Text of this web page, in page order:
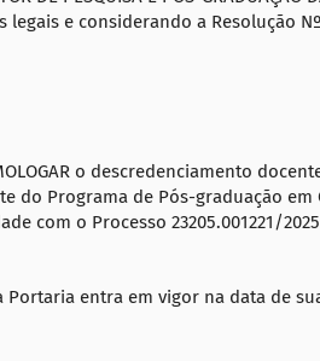
e considerando a Resolução Nº
o descredenciamento
do Programa de Pós-graduação em
com o Processo 23205.001221/
Portaria entra em vigor na data de